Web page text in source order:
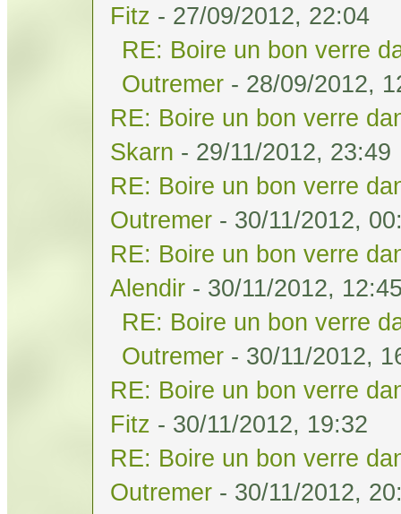
Fitz - 27/09/2012, 22:04
RE: Boire un bon verre
Outremer - 28/09/2012,
RE: Boire un bon verre
Skarn - 29/11/2012, 23:49
RE: Boire un bon verre
Outremer - 30/11/2012,
RE: Boire un bon verre
Alendir - 30/11/2012,
RE: Boire un bon verre
Outremer - 30/11/2012,
RE: Boire un bon verre
Fitz - 30/11/2012, 19:32
RE: Boire un bon verre
Outremer - 30/11/2012,